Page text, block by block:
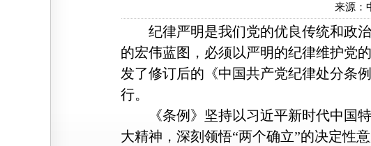
来源：
纪律严明是我们党的优良传统和政治
的宏伟蓝图，必须以严明的纪律维护党
发了修订后的《中国共产党纪律处分条
行。
《条例》坚持以习近平新时代中国特
大精神，深刻领悟“两个确立”的决定性